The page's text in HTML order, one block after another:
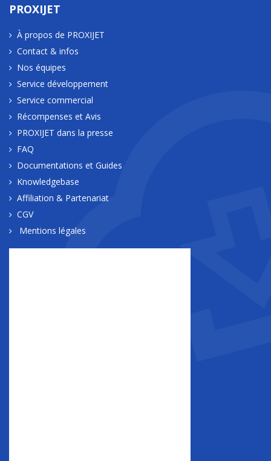
PROXIJET
À propos de PROXIJET
Contact & infos
Nos équipes
Service développement
Service commercial
Récompenses et Avis
PROXIJET dans la presse
FAQ
Documentations et Guides
Knowledgebase
Affiliation & Partenariat
CGV
Mentions légales